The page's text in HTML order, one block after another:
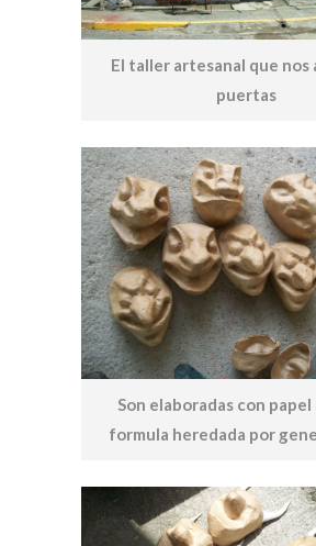
El taller artesanal que nos
puertas
Son elaboradas con papel
formula heredada por